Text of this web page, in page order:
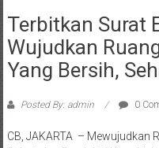
Terbitkan Surat
Wujudkan
Yang Bersih,
Posted By: admin 0
CB, JAKARTA – Mewujudkan